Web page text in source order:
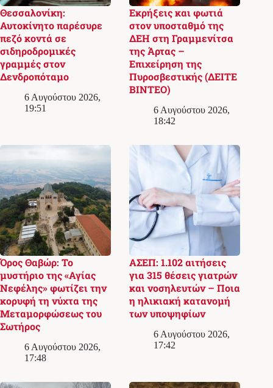
Θεσσαλονίκη:
Αυτοκίνητο παρέσυρε
πεζό κοντά σε
σιδηροδρομικές
γραμμές στον
Δενδροπόταμο
6 Αυγούστου 2026,
19:51
Εκρήξεις και φωτιά
στον υποσταθμό της
ΔΕΗ στη Γραμμενίτσα
της Άρτας –
Επιχείρηση της
Πυροσβεστικής (ΔΕΙΤΕ
ΒΙΝΤΕΟ)
6 Αυγούστου 2026,
18:42
Όρος Θαβώρ: Το
μυστήριο της «Αγίας
Νεφέλης» φωτίζει την
κορυφή τη νύχτα της
Μεταμορφώσεως του
Σωτήρος
6 Αυγούστου 2026,
17:48
ΑΣΕΠ: 1.102 αιτήσεις
για 315 θέσεις γιατρών
και νοσηλευτών – Ποια
η ηλικιακή κατανομή
των υποψηφίων
6 Αυγούστου 2026,
17:42